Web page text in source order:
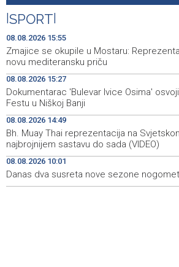
08:30
Nova slikovnica Anite Lovrić djecu
u radosna otajstva krunice
20:31
HZHM: U sudaru vlakova zbrinute
12 zadržano na liječenju
20:22 Metković: Na Maratonu lađa se
20:15
Tomislavgrad: Veterani Vojne
počast poginulim braniteljima
18:54 Najave događaja za 9. 8. 2026.
SPORT
08.08.2026 15:55
Zmajice se okupile u Mostaru:
novu mediteransku priču
08.08.2026 15:27
Dokumentarac 'Bulevar Ivice Osima'
Festu u Niškoj Banji
08.08.2026 14:49
Bh. Muay Thai reprezentacija na
najbrojnijem sastavu do sada (VIDEO)
08.08.2026 10:01
Danas dva susreta nove sezone